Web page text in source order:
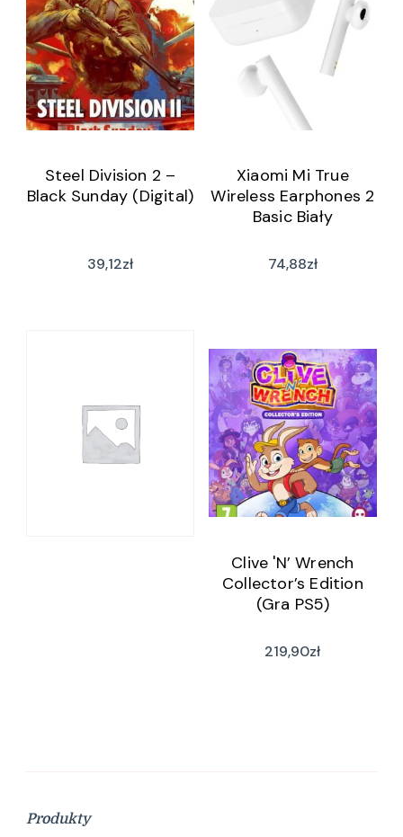
Steel Division 2 –
Black Sunday (Digital)
39,12zł
Xiaomi Mi True
Wireless Earphones 2
Basic Biały
74,88zł
Clive 'N’ Wrench
Collector’s Edition
(Gra PS5)
219,90zł
Produkty